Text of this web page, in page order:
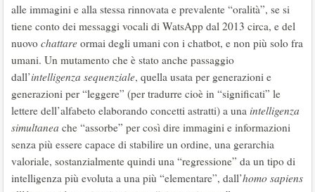
alle immagini e alla stessa rinnovata e prevalente “oralità”, se si
tiene conto dei messaggi vocali di WatsApp dal 2013 circa, e del
nuovo chattare ormai degli umani con i chatbot, e non più solo fra
umani. Un mutamento che è stato anche passaggio
dall’intelligenza sequenziale, quella usata per generazioni e
generazioni per “leggere” (per tradurre cioè in “significati” le
lettere dell’alfabeto elaborando concetti astratti) a una intelligenza
simultanea che “assorbe” per così dire immagini e informazioni
senza più essere capace di stabilire un ordine, una gerarchia
valoriale, sostanzialmente quindi una “regressione” da un tipo di
intelligenza più evoluta a una più “elementare”, dall’homo sapiens